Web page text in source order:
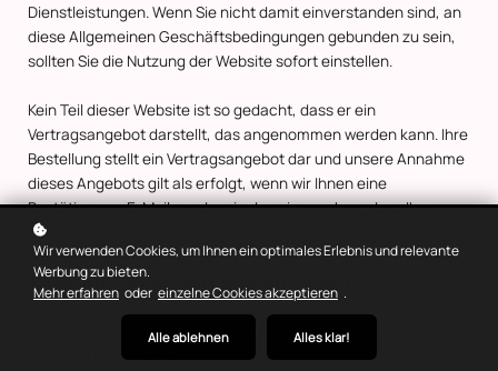
Dienstleistungen. Wenn Sie nicht damit einverstanden sind, an
diese Allgemeinen Geschäftsbedingungen gebunden zu sein,
sollten Sie die Nutzung der Website sofort einstellen.
Kein Teil dieser Website ist so gedacht, dass er ein
Vertragsangebot darstellt, das angenommen werden kann. Ihre
Bestellung stellt ein Vertragsangebot dar und unsere Annahme
dieses Angebots gilt als erfolgt, wenn wir Ihnen eine
Bestätigungs-E-Mail senden, in der wir angeben, dass Ihre
Bestellung angenommen wurde.
1. Definitionen und Auslegungen
In dieser Vereinbarung haben die folgenden Begriffe die
folgende Bedeutung:
Wir verwenden Cookies, um Ihnen ein optimales Erlebnis und relevante
Werbung zu bieten.
Mehr erfahren oder einzelne Cookies akzeptieren .
Alle ablehnen Alles klar!